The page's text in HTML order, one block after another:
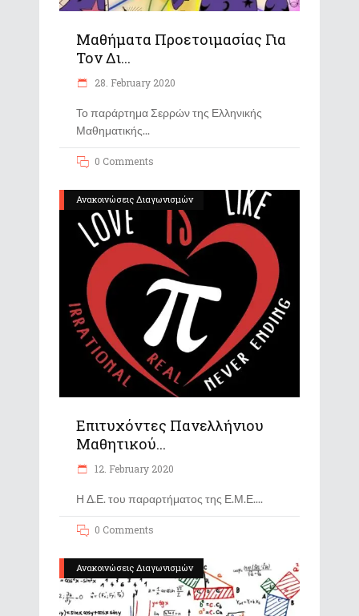
Μαθήματα Προετοιμασίας Για
Τον Δι...
28. February 2020
Το παράρτημα Σερρών της Ελληνικής
Μαθηματικής
0 Comments
Ανακοινώσεις Διαγωνισμών
Επιτυχόντες Πανελλήνιου
Μαθητικού...
12. February 2020
Η Δ.Ε. του παραρτήματος της Ε.Μ.Ε.
0 Comments
Ανακοινώσεις Διαγωνισμών